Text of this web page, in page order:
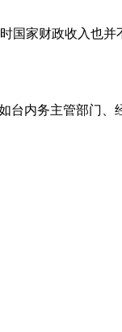
家财政收入也并
务主管部门、经